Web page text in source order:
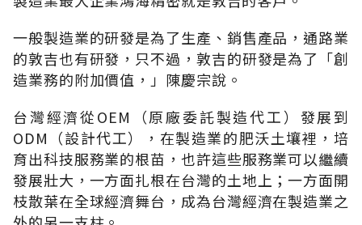
一般製造業的研發是為了生產、銷售產品，通路業
的敦吉也有研發，只不過，敦吉的研發是為了「創
造業務的附加價值，」陳慶宗說。
台灣經濟從OEM（原廠委託製造代工）發展到
ODM（設計代工），在製造業的肥沃土壤裡，培
育出科技服務業的根苗，也許這些服務業可以繼續
發展壯大，一方面扎根在台灣的土地上；一方面開
枝散葉在全球經濟舞台，成為台灣經濟在製造業之